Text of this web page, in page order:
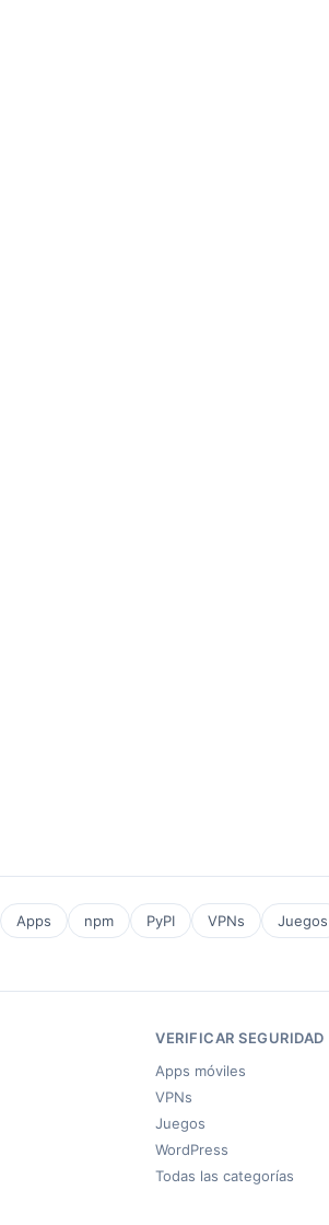
Apps npm PyPI VPNs Juegos
VERIFICAR SEGURIDAD
Apps móviles
VPNs
Juegos
WordPress
Todas las categorías